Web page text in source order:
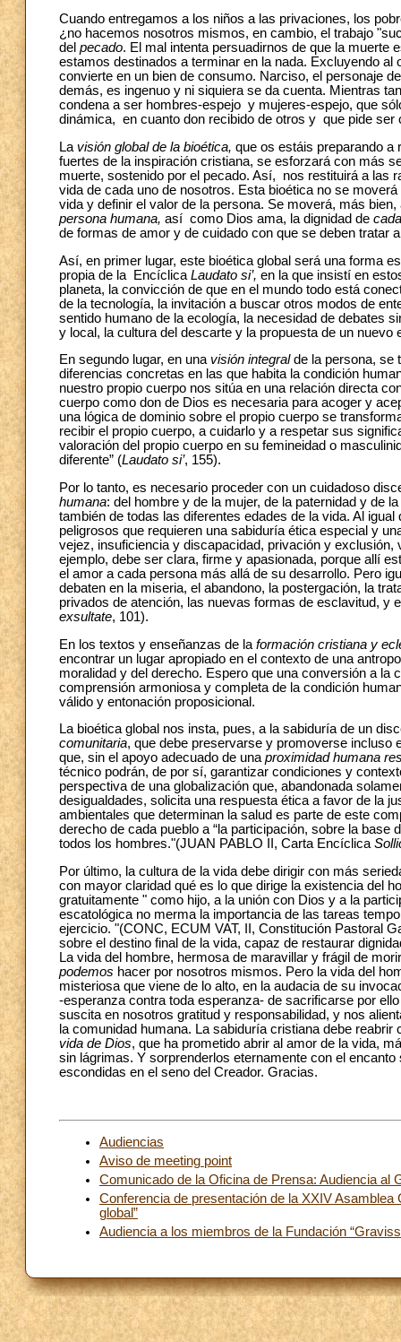
Cuando entregamos a los niños a las privaciones, los
¿no hacemos nosotros mismos, en cambio, el trabajo
del pecado. El mal intenta persuadirnos de que la muerte
estamos destinados a terminar en la nada. Excluyendo
convierte en un bien de consumo. Narciso, el personaje
demás, es ingenuo y ni siquiera se da cuenta. Mientras
condena a ser hombres-espejo y mujeres-espejo, que
dinámica, en cuanto don recibido de otros y que pide
La visión global de la bioética, que os estáis preparando a
fuertes de la inspiración cristiana, se esforzará con más
muerte, sostenido por el pecado. Así, nos restituirá a las
vida de cada uno de nosotros. Esta bioética no se
vida y definir el valor de la persona. Se moverá, más
persona humana, así como Dios ama, la dignidad de cada
de formas de amor y de cuidado con que se deben tratar
Así, en primer lugar, este bioética global será una forma
propia de la Encíclica Laudato si’, en la que insistí en
planeta, la convicción de que en el mundo todo está
de la tecnología, la invitación a buscar otros modos de
sentido humano de la ecología, la necesidad de debates
y local, la cultura del descarte y la propuesta de un nuevo
En segundo lugar, en una visión integralde la persona, se
diferencias concretas en las que habita la condición
nuestro propio cuerpo nos sitúa en una relación directa
cuerpo como don de Dios es necesaria para acoger y
una lógica de dominio sobre el propio cuerpo se
recibir el propio cuerpo, a cuidarlo y a respetar sus
valoración del propio cuerpo en su femineidad o
diferente” (Laudato si’, 155).
Por lo tanto, es necesario proceder con un cuidadoso
humana: del hombre y de la mujer, de la paternidad y de
también de todas las diferentes edades de la vida. Al
peligrosos que requieren una sabiduría ética especial y
vejez, insuficiencia y discapacidad, privación y exclusión,
ejemplo, debe ser clara, firme y apasionada, porque allí
el amor a cada persona más allá de su desarrollo. Pero
debaten en la miseria, el abandono, la postergación, la
privados de atención, las nuevas formas de esclavitud, y
exsultate, 101).
En los textos y enseñanzas de la formación cristiana y
encontrar un lugar apropiado en el contexto de una
moralidad y del derecho. Espero que una conversión a la
comprensión armoniosa y completa de la condición
válido y entonación proposicional.
La bioética global nos insta, pues, a la sabiduría de un
comunitaria, que debe preservarse y promoverse incluso
que, sin el apoyo adecuado de una proximidad humana
técnico podrán, de por sí, garantizar condiciones y
perspectiva de una globalización que, abandonada
desigualdades, solicita una respuesta ética a favor de la
ambientales que determinan la salud es parte de este
derecho de cada pueblo a “la participación, sobre la
todos los hombres."(JUAN PABLO II, Carta Encíclica
Por último, la cultura de la vida debe dirigir con más
con mayor claridad qué es lo que dirige la existencia del
gratuitamente " como hijo, a la unión con Dios y a la
escatológica no merma la importancia de las tareas
ejercicio. "(CONC, ECUM VAT, II, Constitución Pastoral
sobre el destino final de la vida, capaz de restaurar
La vida del hombre, hermosa de maravillar y frágil de
podemos hacer por nosotros mismos. Pero la vida del
misteriosa que viene de lo alto, en la audacia de su
-esperanza contra toda esperanza- de sacrificarse por
suscita en nosotros gratitud y responsabilidad, y nos
la comunidad humana. La sabiduría cristiana debe
vida de Dios, que ha prometido abrir al amor de la vida,
sin lágrimas. Y sorprenderlos eternamente con el
escondidas en el seno del Creador. Gracias.
Audiencias
Aviso de meeting point
Comunicado de la Oficina de Prensa: Audiencia al
Conferencia de presentación de la XXIV Asamblea
global”
Audiencia a los miembros de la Fundación